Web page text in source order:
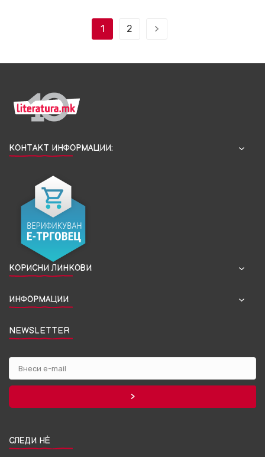
1 2
КОНТАКТ ИНФОРМАЦИИ:
КОРИСНИ ЛИНКОВИ
ИНФОРМАЦИИ
NEWSLETTER
СЛЕДИ НЀ